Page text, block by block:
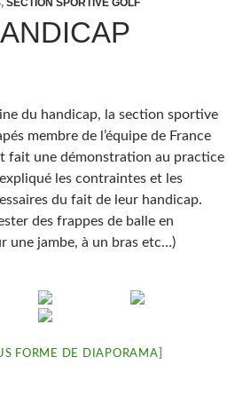
du handicap, la section sportive
membre de l’équipe de France
fait une démonstration au practice
les contraintes et les
du fait de leur handicap.
des frappes de balle en
une jambe, à un bras etc…)
FORME DE DIAPORAMA]